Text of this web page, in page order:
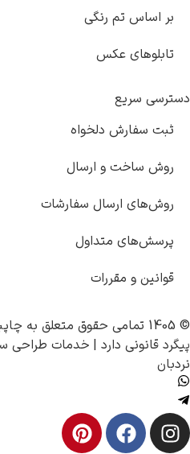
تم رنگی
عکس
دلخواه
و ارسال
ارسال سفارشات
متداول
مقررات
چاپبومی‌باشد
دارد |خدمات طراحی سایت